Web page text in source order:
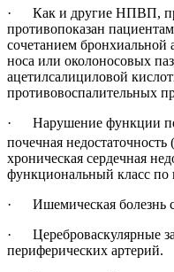
· Как и другие НПВП,
противопоказан
сочетанием
носа или околоносовых
ацетилсалициловой
противовоспалительных
· Нарушение функции
почечная
хроническая сердечная
функциональный класс
· Ишемическая болезнь
· Цереброваскулярные
периферических артерий.